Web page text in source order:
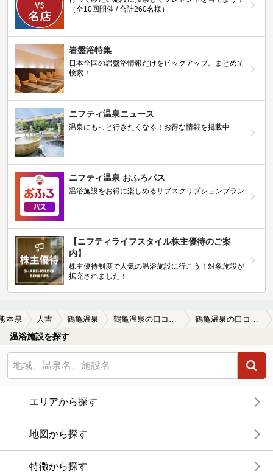
（全10回開催 / 合計260名様）
岩盤浴特集
日本全国の岩盤浴情報だけをピックアップ。まとめて
検索！
ニフティ温泉ニュース
温泉にもっと行きたくなる！お得な情報を掲載中
ニフティ温泉 おふろパス
温浴施設をお得に楽しめるサブスクリプションプラン
【ニフティライフスタイル株主優待のご案
内】
株主優待制度で人気の温浴施設に行こう！対象施設が
拡充されました！
本県 人吉 鶴亀温泉
温浴施設を探す
エリアから探す
地図から探す
特徴から探す